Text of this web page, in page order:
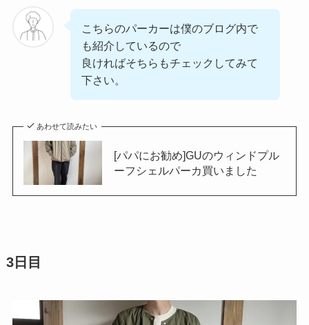
こちらのパーカーは僕のブログ内で
も紹介しているので
良ければそちらもチェックしてみて
下さい。
あわせて読みたい
[パパにお勧め]GUのウィンドプル
ーフシェルパーカ買いました
3日目